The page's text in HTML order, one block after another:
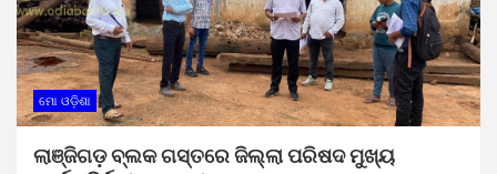
ମୋ ଓଡ଼ିଶା
ଲାଞ୍ଜିଗଡ଼ ବ୍ଲକ ଗସ୍ତରେ ଜିଲ୍ଲା ପରିଷଦ ମୁଖ୍ୟ